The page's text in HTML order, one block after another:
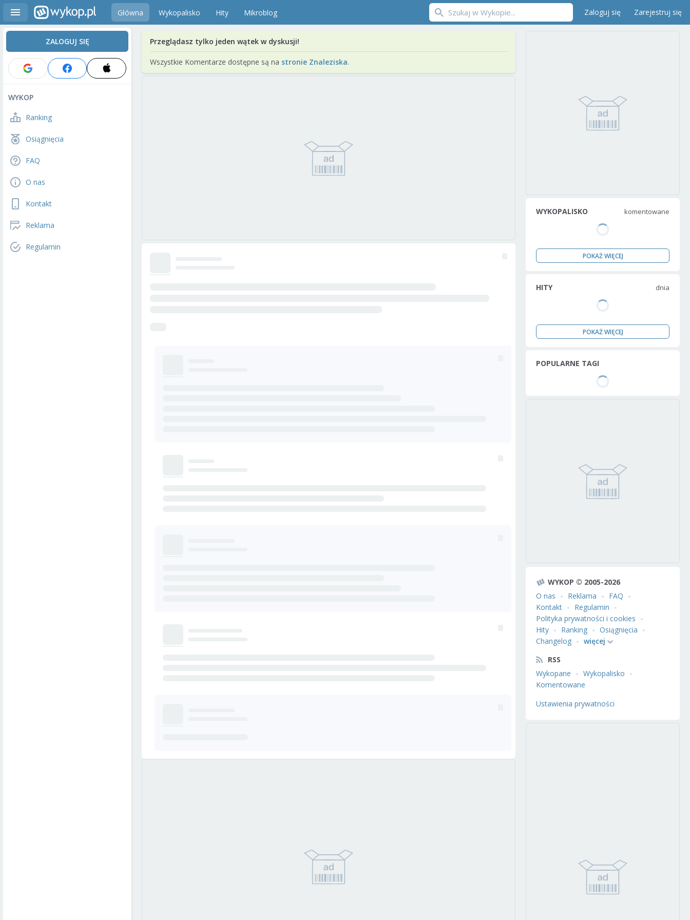
Główna Wykopalisko Hity Mikroblog Zaloguj się Zarejestruj się
ZALOGUJ SIĘ
WYKOP
Ranking
Osiągnięcia
FAQ
O nas
Kontakt
Reklama
Regulamin
Przeglądasz tylko jeden wątek w dyskusji!
Wszystkie Komentarze dostępne są na stronie Znaleziska.
WYKOPALISKO komentowane
POKAŻ WIĘCEJ
HITY dnia
POKAŻ WIĘCEJ
POPULARNE TAGI
WYKOP © 2005-2026
O nas
Reklama
FAQ
Kontakt
Regulamin
Polityka prywatności i cookies
Hity
Ranking
Osiągnięcia
Changelog
więcej
RSS
Wykopane
Wykopalisko
Komentowane
Ustawienia prywatności